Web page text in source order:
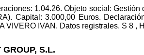
1.04.26. Objeto social:
Capital: 3.000,00 Euros.
VIVERO IVAN. Datos registrales. S 8 ,
S.L.